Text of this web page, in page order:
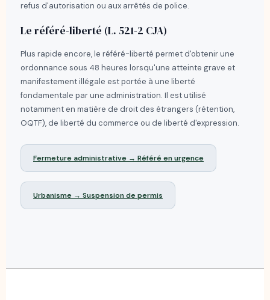
refus d'autorisation ou aux arrêtés de police.
Le référé-liberté (L. 521-2 CJA)
Plus rapide encore, le référé-liberté permet d'obtenir une
ordonnance sous 48 heures lorsqu'une atteinte grave et
manifestement illégale est portée à une liberté
fondamentale par une administration. Il est utilisé
notamment en matière de droit des étrangers (rétention,
OQTF), de liberté du commerce ou de liberté d'expression.
Fermeture administrative → Référé en urgence
Urbanisme → Suspension de permis